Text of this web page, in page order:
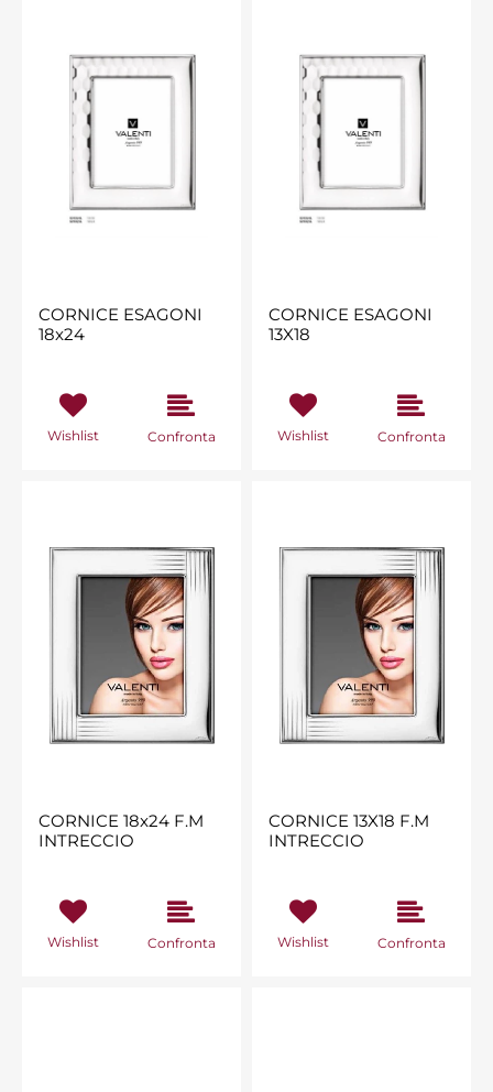
CORNICE ESAGONI
18x24
Wishlist Confronta
CORNICE ESAGONI
13X18
Wishlist Confronta
CORNICE 18x24 F.M
INTRECCIO
Wishlist Confronta
CORNICE 13X18 F.M
INTRECCIO
Wishlist Confronta